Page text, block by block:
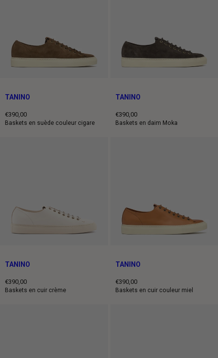
TANINO
€390,00
Prix
Baskets en suède couleur cigare
TANINO
€390,00
Prix
Baskets en daim Moka
TANINO
€390,00
Prix
Baskets en cuir crème
TANINO
€390,00
Prix
Baskets en cuir couleur miel